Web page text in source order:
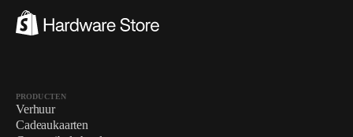
PRODUCTEN
Verhuur
Cadeaukaarten